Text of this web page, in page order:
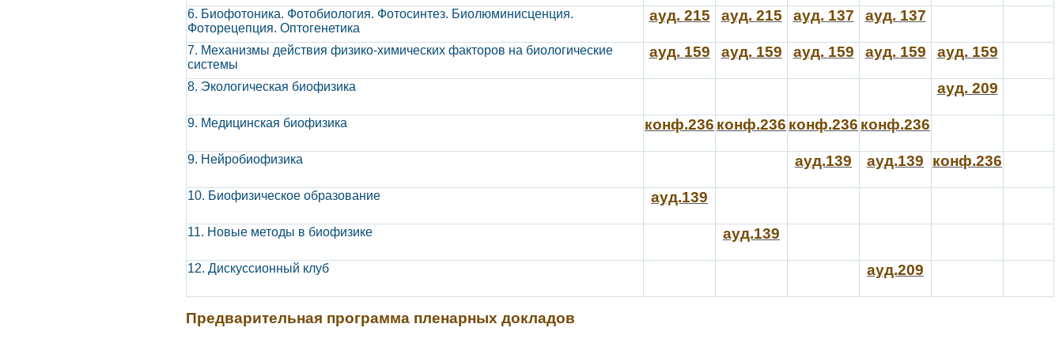
6. Биофотоника. Фотобиология. Фотосинтез. Биолюминисценция.
Фоторецепция. Оптогенетика
ауд. 215 ауд. 215 ауд. 137 ауд. 137
7. Механизмы действия физико-химических факторов на биологические
системы
ауд. 159 ауд. 159 ауд. 159 ауд. 159 ауд. 159
8. Экологическая биофизика ауд. 209
9. Медицинская биофизика конф.236 конф.236 конф.236 конф.236
9. Нейробиофизика ауд.139 ауд.139 конф.236
10. Биофизическое образование ауд.139
11. Новые методы в биофизике ауд.139
12. Дискуссионный клуб ауд.209
Предварительная программа пленарных докладов